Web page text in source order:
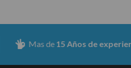
Mas de 15 Años de experiencia